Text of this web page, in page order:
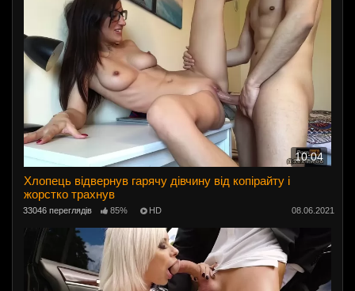
10:04
Хлопець відвернув гарячу дівчину від копірайту і
жорстко трахнув
33046 переглядів 85% HD 08.06.2021